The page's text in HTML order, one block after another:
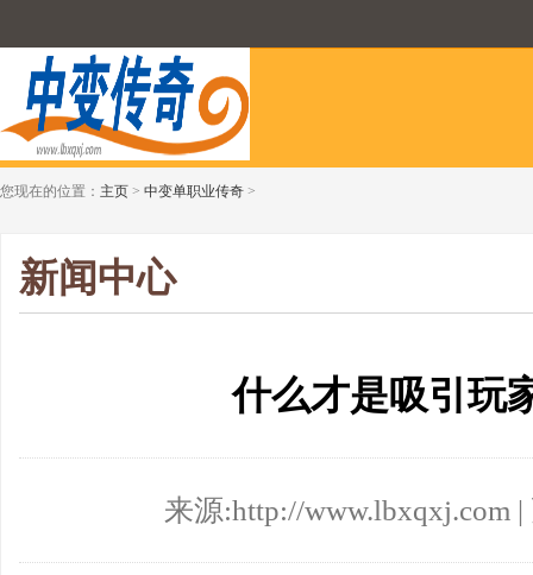
您现在的位置： 主页 > 中变单职业传奇 >
新闻中心
什么才是吸引玩
来源:http://www.lbxqxj.com